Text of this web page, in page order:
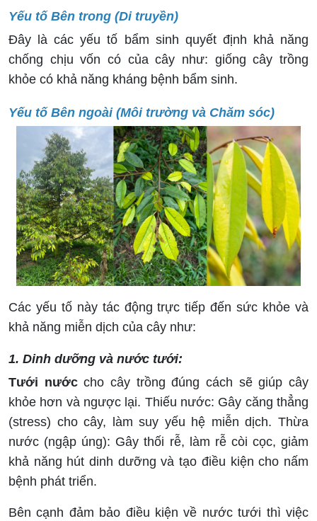
Yếu tố Bên trong (Di truyền)
Đây là các yếu tố bẩm sinh quyết định khả năng
chống chịu vốn có của cây như: giống cây trồng
khỏe có khả năng kháng bệnh bẩm sinh.
Yếu tố Bên ngoài (Môi trường và Chăm sóc)
Các yếu tố này tác động trực tiếp đến sức khỏe và
khả năng miễn dịch của cây như:
1. Dinh dưỡng và nước tưới:
Tưới nướccho cây trồng đúng cách sẽ giúp cây
khỏe hơn và ngược lại. Thiếu nước: Gây căng thẳng
(stress) cho cây, làm suy yếu hệ miễn dịch. Thừa
nước (ngập úng): Gây thối rễ, làm rễ còi cọc, giảm
khả năng hút dinh dưỡng và tạo điều kiện cho nấm
bệnh phát triển.
Bên cạnh đảm bảo điều kiện về nước tưới thì việc